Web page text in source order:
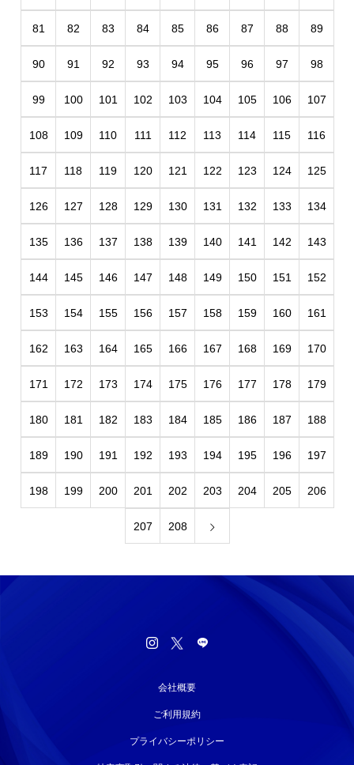
81 82 83 84 85 86 87 88 89
90 91 92 93 94 95 96 97 98
99 100 101 102 103 104 105 106 107
108 109 110 111 112 113 114 115 116
117 118 119 120 121 122 123 124 125
126 127 128 129 130 131 132 133 134
135 136 137 138 139 140 141 142 143
144 145 146 147 148 149 150 151 152
153 154 155 156 157 158 159 160 161
162 163 164 165 166 167 168 169 170
171 172 173 174 175 176 177 178 179
180 181 182 183 184 185 186 187 188
189 190 191 192 193 194 195 196 197
198 199 200 201 202 203 204 205 206
207 208
会社概要
ご利用規約
プライバシーポリシー